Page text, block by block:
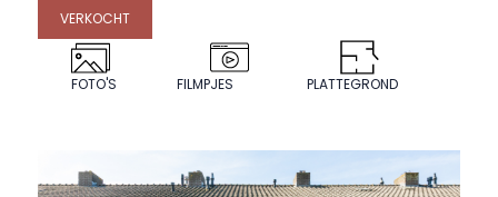
VERKOCHT
FOTO'S FILMPJES PLATTEGROND